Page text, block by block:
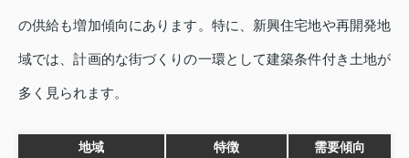
の供給も増加傾向にあります。特に、新興住宅地や再開発地
域では、計画的な街づくりの一環として建築条件付き土地が
多く見られます。
地域 特徴 需要傾向